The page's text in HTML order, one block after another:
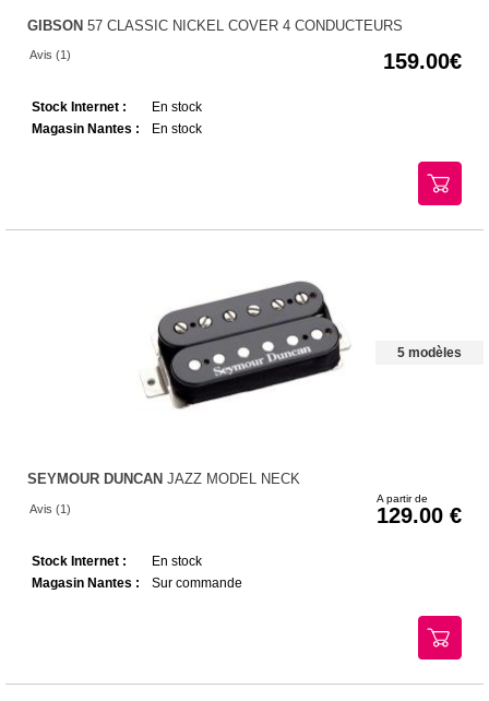
GIBSON 57 CLASSIC NICKEL COVER 4 CONDUCTEURS
Avis (1) 159.00
Stock Internet :
En stock
Magasin Nantes :
En stock
5 modèles
SEYMOUR DUNCAN JAZZ MODEL NECK
Avis (1)
A partir de
129.00
Stock Internet :
En stock
Magasin Nantes :
Sur commande